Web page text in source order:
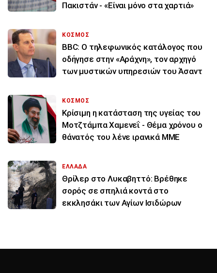
Πακιστάν - «Είναι μόνο στα χαρτιά»
ΚΟΣΜΟΣ
BBC: Ο τηλεφωνικός κατάλογος που
οδήγησε στην «Αράχνη», τον αρχηγό
των μυστικών υπηρεσιών του Άσαντ
ΚΟΣΜΟΣ
Κρίσιμη η κατάσταση της υγείας του
Μοτζτάμπα Χαμενεΐ - Θέμα χρόνου ο
θάνατός του λένε ιρανικά ΜΜΕ
ΕΛΛΑΔΑ
Θρίλερ στο Λυκαβηττό: Βρέθηκε
σορός σε σπηλιά κοντά στο
εκκλησάκι των Αγίων Ισιδώρων